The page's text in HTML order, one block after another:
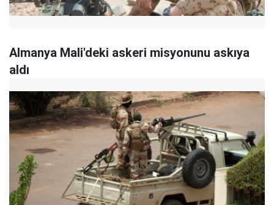
Almanya Mali'deki askeri misyonunu askıya
aldı